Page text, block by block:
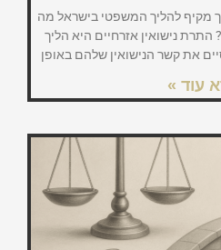
מקיף להליך המשפטי בישראל מה
התרת נישואין אזרחיים היא הליך
את קשר הנישואין שלהם באופן
עוד »